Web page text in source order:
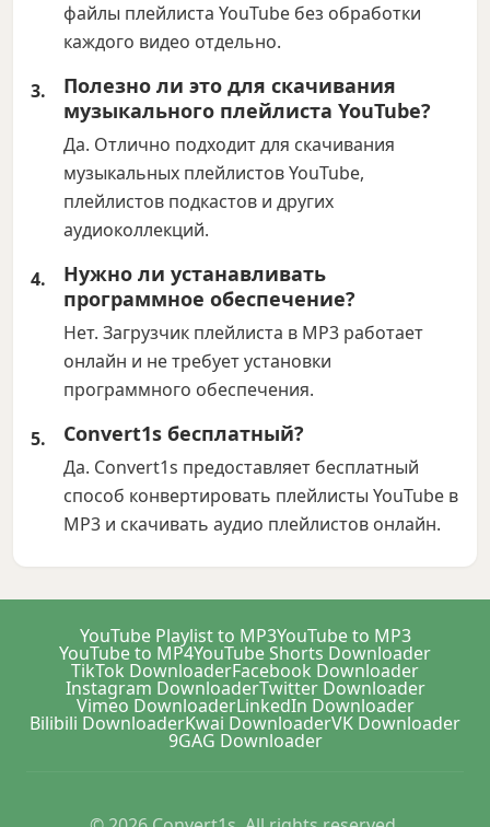
файлы плейлиста YouTube без обработки
каждого видео отдельно.
Полезно ли это для скачивания
музыкального плейлиста YouTube?
Да. Отлично подходит для скачивания
музыкальных плейлистов YouTube,
плейлистов подкастов и других
аудиоколлекций.
Нужно ли устанавливать
программное обеспечение?
Нет. Загрузчик плейлиста в MP3 работает
онлайн и не требует установки
программного обеспечения.
Convert1s бесплатный?
Да. Convert1s предоставляет бесплатный
способ конвертировать плейлисты YouTube в
MP3 и скачивать аудио плейлистов онлайн.
YouTube Playlist to MP3YouTube to MP3
YouTube to MP4YouTube Shorts Downloader
TikTok DownloaderFacebook Downloader
Instagram DownloaderTwitter Downloader
Vimeo DownloaderLinkedIn Downloader
Bilibili DownloaderKwai DownloaderVK Downloader
9GAG Downloader